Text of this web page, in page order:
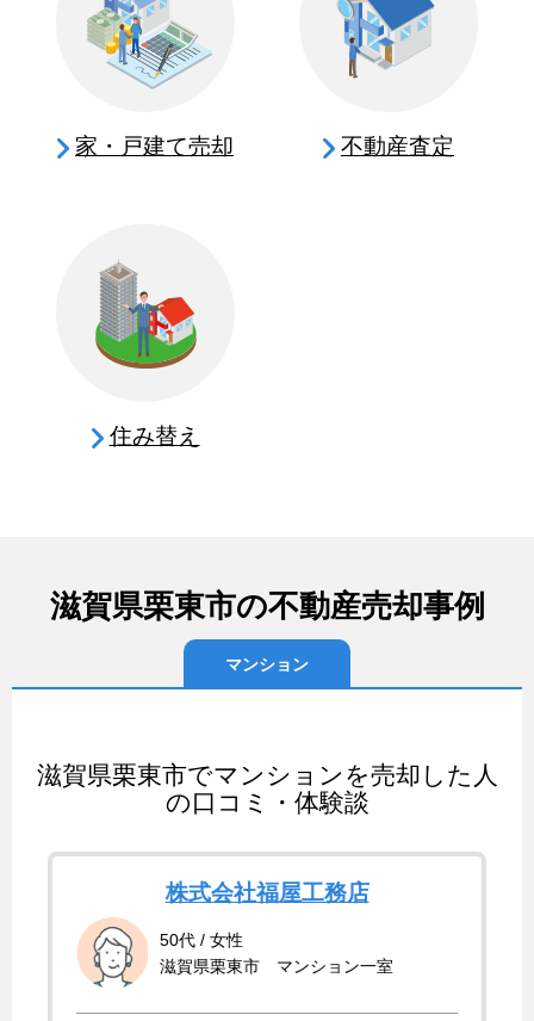
家・戸建て売却 不動産査定
住み替え
滋賀県栗東市の不動産売却事例
マンション
滋賀県栗東市でマンションを売却した人
の口コミ・体験談
株式会社福屋工務店
50代 / 女性
滋賀県栗東市 マンション一室